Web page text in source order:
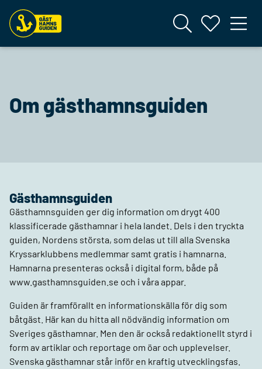
Om gästhamnsguiden
Gästhamnsguiden
Gästhamnsguiden ger dig information om drygt 400
klassificerade gästhamnar i hela landet. Dels i den tryckta
guiden, Nordens största, som delas ut till alla Svenska
Kryssarklubbens medlemmar samt gratis i hamnarna.
Hamnarna presenteras också i digital form, både på
www.gasthamnsguiden.se och i våra appar.
Guiden är framförallt en informationskälla för dig som
båtgäst. Här kan du hitta all nödvändig information om
Sveriges gästhamnar. Men den är också redaktionellt styrd i
form av artiklar och reportage om öar och upplevelser.
Svenska gästhamnar står inför en kraftig utvecklingsfas.